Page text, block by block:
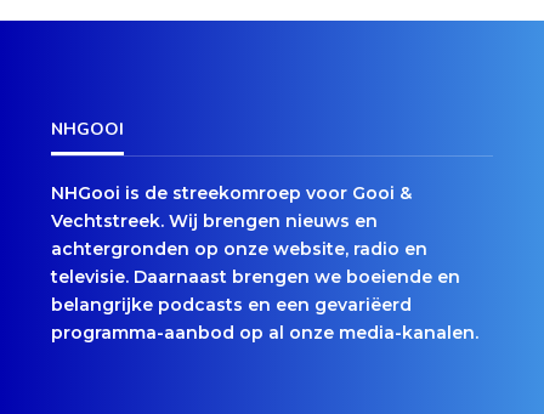
NHGOOI
NHGooi is de streekomroep voor Gooi &
Vechtstreek. Wij brengen nieuws en
achtergronden op onze website, radio en
televisie. Daarnaast brengen we boeiende en
belangrijke podcasts en een gevariëerd
programma-aanbod op al onze media-kanalen.